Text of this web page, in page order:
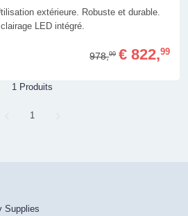
extérieure. Robuste et durable.
LED intégré.
978,99 € 822,99
1 Produits
Page
1
Supplies